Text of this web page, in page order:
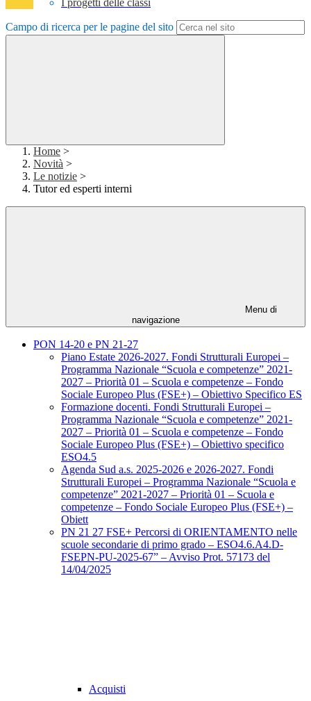
I progetti delle classi
Campo di ricerca per le pagine del sito
Home >
Novità >
Le notizie >
Tutor ed esperti interni
Menu di
navigazione
PON 14-20 e PN 21-27
Piano Estate 2026-2027. Fondi Strutturali Europei –
Programma Nazionale “Scuola e competenze” 2021-
2027 – Priorità 01 – Scuola e competenze – Fondo
Sociale Europeo Plus (FSE+) – Obiettivo Specifico ES
Formazione docenti. Fondi Strutturali Europei –
Programma Nazionale “Scuola e competenze” 2021-
2027 – Priorità 01 – Scuola e competenze – Fondo
Sociale Europeo Plus (FSE+) – Obiettivo specifico
ESO4.5
Agenda Sud a.s. 2025-2026 e 2026-2027. Fondi
Strutturali Europei – Programma Nazionale “Scuola e
competenze” 2021-2027 – Priorità 01 – Scuola e
competenze – Fondo Sociale Europeo Plus (FSE+) –
Obiett
PN 21 27 FSE+ Percorsi di ORIENTAMENTO nelle
scuole secondarie di primo grado – ESO4.6.A4.D-
FSEPN-PU-2025-67” – Avviso Prot. 57173 del
14/04/2025
Acquisti